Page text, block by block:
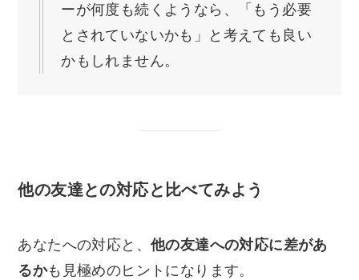
ーが何度も続くようなら、「もう必要
とされていないかも」と考えても良い
かもしれません。
他の友達との対応と比べてみよう
あなたへの対応と、他の友達への対応に差があ
るかも見極めのヒントになります。